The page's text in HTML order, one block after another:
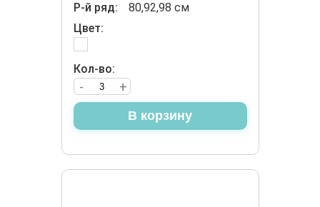
Р-й ряд:
80,92,98 см
Цвет:
Кол-во:
+
-
В корзину